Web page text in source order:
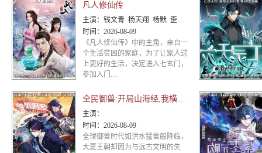
凡人修仙传
主演： 钱文青 杨天翔 杨默 歪歪 谷江山 乔诗语
时间： 2026-08-09
《凡人修仙传》中的主角，来自一
个生活贫困的家庭，为了让家人过
上更好的生活，决定进入七玄门，
参加入门....
全民御兽:开局山海经,我横扫全球 动态漫画
主演：
时间： 2026-08-09
全球御兽时代如洪水猛兽般降临，
大夏王朝却因为与远古文明的失